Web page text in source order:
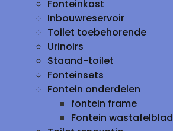
Fonteinkast
Inbouwreservoir
Toilet toebehorende
Urinoirs
Staand-toilet
Fonteinsets
Fontein onderdelen
fontein frame
Fontein wastafelblad